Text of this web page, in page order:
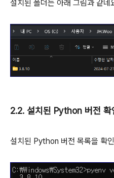
설치된 폴더는 아래 그림과 같네
2.2. 설치된 Python 버전 확
설치된 Python 버전 목록을 확